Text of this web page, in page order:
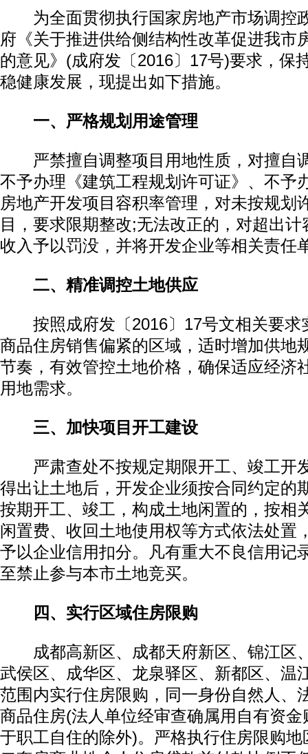
为全面贯彻执行国家房地产市场调控
府《关于推进供给侧结构性改革促进我市
的意见》(成府发〔2016〕17号)要求，保
稳健康发展，现提出如下措施。
一、严格规划用途管理
严禁擅自调整项目用地性质，对擅自
不予办理《建筑工程规划许可证》、不予
房地产开发项目容积率管理，对未按规划
目，要求限期整改;无法改正的，对超出
收入予以罚没，并将开发企业等相关责任
二、精准调控土地供应
按照成府发〔2016〕17号文相关要求
商品住房销售偏紧的区域，适时增加供地
节奏，有效管控土地价格，确保适应经济
用地需求。
三、加快项目开工建设
严肃查处不按规定期限开工、竣工开
得出让土地后，开发企业须按合同约定的
按期开工、竣工，构成土地闲置的，按相
闲置费、收回土地使用权等方式依法处置
予以企业信用扣分。凡有重大不良信用记
至禁止参与本市土地竞买。
四、实行区域住房限购
成都高新区、成都天府新区、锦江区
武侯区、成华区、龙泉驿区、新都区、温
范围内实行住房限购，同一身份自然人、
商品住房(法人单位经审查确属用自有资
于职工自住的除外)。严格执行住房限购
动物系恋人啊 | 钟欣潼体验爱情哲学 南